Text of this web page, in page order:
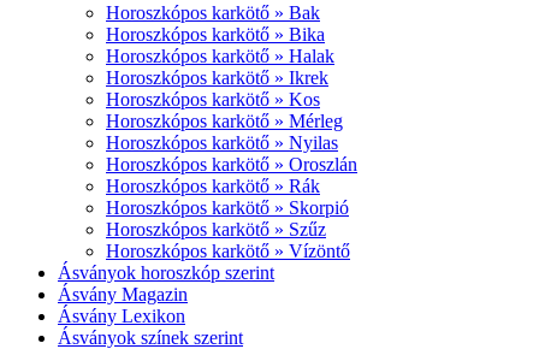
Horoszkópos karkötő » Bak
Horoszkópos karkötő » Bika
Horoszkópos karkötő » Halak
Horoszkópos karkötő » Ikrek
Horoszkópos karkötő » Kos
Horoszkópos karkötő » Mérleg
Horoszkópos karkötő » Nyilas
Horoszkópos karkötő » Oroszlán
Horoszkópos karkötő » Rák
Horoszkópos karkötő » Skorpió
Horoszkópos karkötő » Szűz
Horoszkópos karkötő » Vízöntő
Ásványok horoszkóp szerint
Ásvány Magazin
Ásvány Lexikon
Ásványok színek szerint